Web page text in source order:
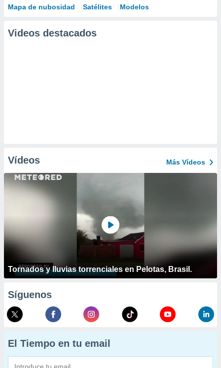
Mapa de nubosidad Satélites Modelos
Videos destacados
Vídeos Más Vídeos
Tornados y lluvias torrenciales en Pelotas, Brasil.
Síguenos
El Tiempo en tu email